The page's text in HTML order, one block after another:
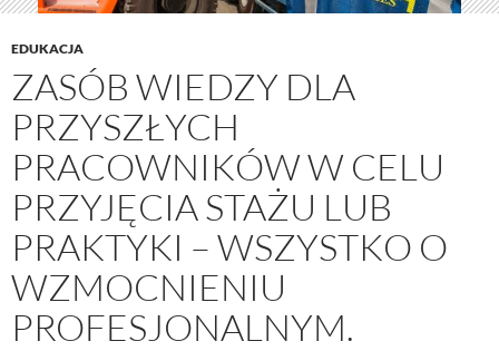
EDUKACJA
ZASÓB WIEDZY DLA
PRZYSZŁYCH
PRACOWNIKÓW W CELU
PRZYJĘCIA STAŻU LUB
PRAKTYKI – WSZYSTKO O
WZMOCNIENIU
PROFESJONALNYM.